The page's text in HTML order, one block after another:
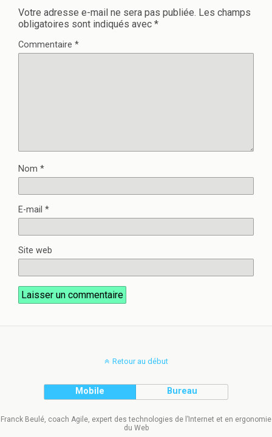
Votre adresse e-mail ne sera pas publiée. Les champs
obligatoires sont indiqués avec *
Commentaire *
Nom *
E-mail *
Site web
Retour au début
Mobile Bureau
Franck Beulé, coach Agile, expert des technologies de l’Internet et en ergonomie
du Web